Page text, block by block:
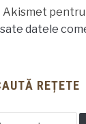
pentru
datele
REȚETE